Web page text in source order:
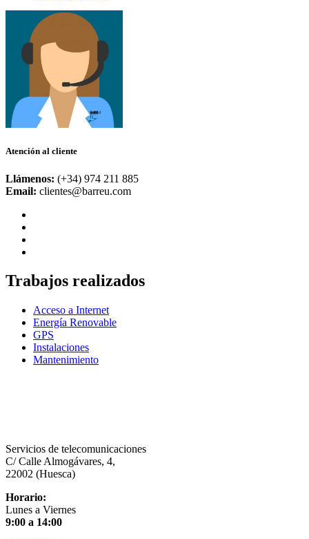
Atención al cliente
Llámenos: (+34) 974 211 885
Email: clientes@barreu.com
Trabajos realizados
Acceso a Internet
Energía Renovable
GPS
Instalaciones
Mantenimiento
Servicios de telecomunicaciones
C/ Calle Almogávares, 4,
22002 (Huesca)
Horario:
Lunes a Viernes
9:00 a 14:00